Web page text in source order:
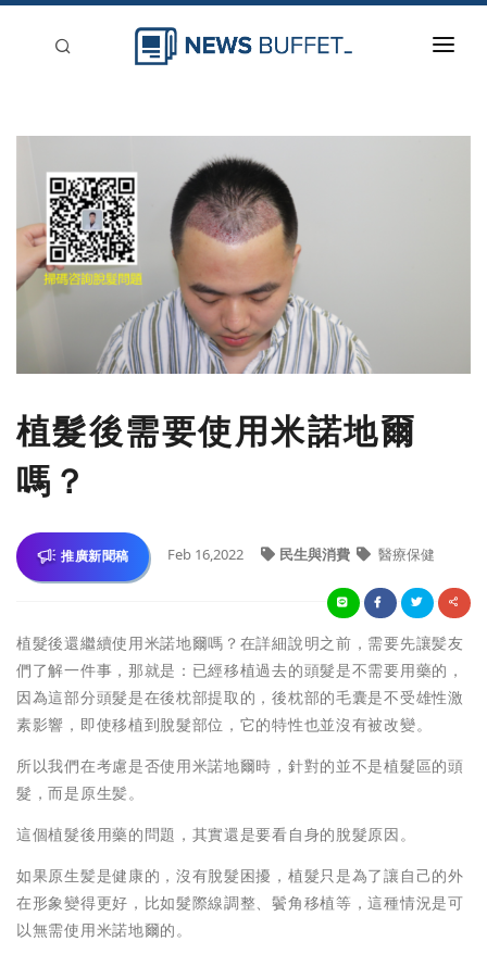
登入
刊登
植髮後需要使用米諾地爾
嗎？
推廣新聞稿 Feb 16,2022 民生與消費 醫療保健
植髮後還繼續使用米諾地爾嗎？在詳細說明之前，需要先讓髪友
們了解一件事，那就是：已經移植過去的頭髮是不需要用藥的，
因為這部分頭髮是在後枕部提取的，後枕部的毛囊是不受雄性激
素影響，即使移植到脫髮部位，它的特性也並沒有被改變。
所以我們在考慮是否使用米諾地爾時，針對的並不是植髮區的頭
髮，而是原生髪。
這個植髮後用藥的問題，其實還是要看自身的脫髮原因。
如果原生髪是健康的，沒有脫髮困擾，植髮只是為了讓自己的外
在形象變得更好，比如髮際線調整、鬢角移植等，這種情況是可
以無需使用米諾地爾的。